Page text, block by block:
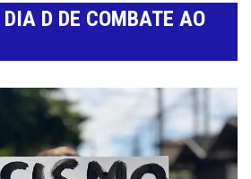
D DE COMBATE AO